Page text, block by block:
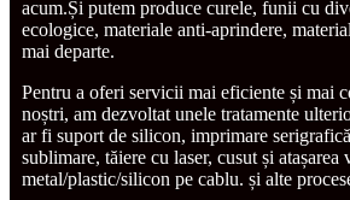
acum.Și putem produce curele, funii cu
ecologice, materiale anti-aprindere,
mai departe.
Pentru a oferi servicii mai eficiente și mai
noștri, am dezvoltat unele tratamente
ar fi suport de silicon, imprimare
sublimare, tăiere cu laser, cusut și
metal/plastic/silicon pe cablu. și alte